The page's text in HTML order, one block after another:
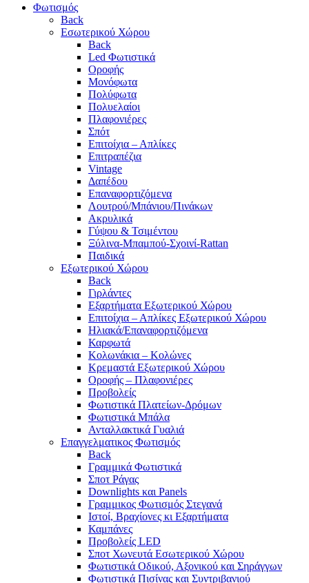
Φωτισμός
Back
Εσωτερικού Χώρου
Back
Led Φωτιστικά
Οροφής
Μονόφωτα
Πολύφωτα
Πολυελαίοι
Πλαφονιέρες
Σπότ
Επιτοίχια – Απλίκες
Επιτραπέζια
Vintage
Δαπέδου
Επαναφορτιζόμενα
Λουτρού/Μπάνιου/Πινάκων
Ακρυλικά
Γύψου & Τσιμέντου
Ξύλινα-Μπαμπού-Σχοινί-Rattan
Παιδικά
Εξωτερικού Χώρου
Back
Γιρλάντες
Εξαρτήματα Εξωτερικού Χώρου
Επιτοίχια – Απλίκες Εξωτερικού Χώρου
Ηλιακά/Επαναφορτιζόμενα
Καρφωτά
Κολωνάκια – Κολώνες
Κρεμαστά Εξωτερικού Χώρου
Οροφής – Πλαφονιέρες
Προβολείς
Φωτιστικά Πλατείων-Δρόμων
Φωτιστικά Μπάλα
Ανταλλακτικά Γυαλιά
Επαγγελματικος Φωτισμός
Back
Γραμμικά Φωτιστικά
Σποτ Ράγας
Downlights και Panels
Γραμμικος Φωτισμός Στεγανά
Ιστοί, Βραχίονες κι Εξαρτήματα
Καμπάνες
Προβολείς LED
Σποτ Χωνευτά Εσωτερικού Χώρου
Φωτιστικά Οδικού, Αξονικού και Σηράγγων
Φωτιστικά Πισίνας και Συντριβανιού